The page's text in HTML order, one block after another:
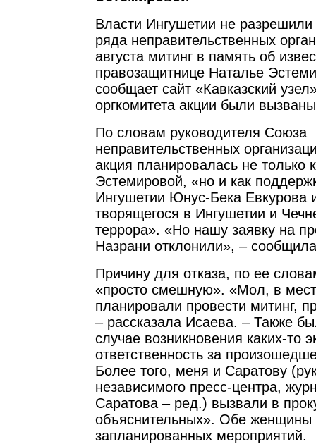
Власти Ингушетии не
ряда неправительственных
августа митинг в память об
правозащитнице Наталье
сообщает сайт «Кавказский
оргкомитета акции были
По словам руководителя Союза
неправительственных
акция планировалась не только
Эстемировой, «но и как
Ингушетии Юнус-Бека Евкурова
творящегося в Ингушетии и
террора». «Но нашу заявку на
Назрани отклонили», –
Причину для отказа, по ее
«просто смешную». «Мол, в
планировали провести митинг,
– рассказала Исаева. – Также
случае возникновения каких-то
ответственность за
Более того, меня и Саратову
независимого пресс-центра,
Саратова – ред.) вызвали в
объяснительных». Обе женщины
запланированных мероприятий.